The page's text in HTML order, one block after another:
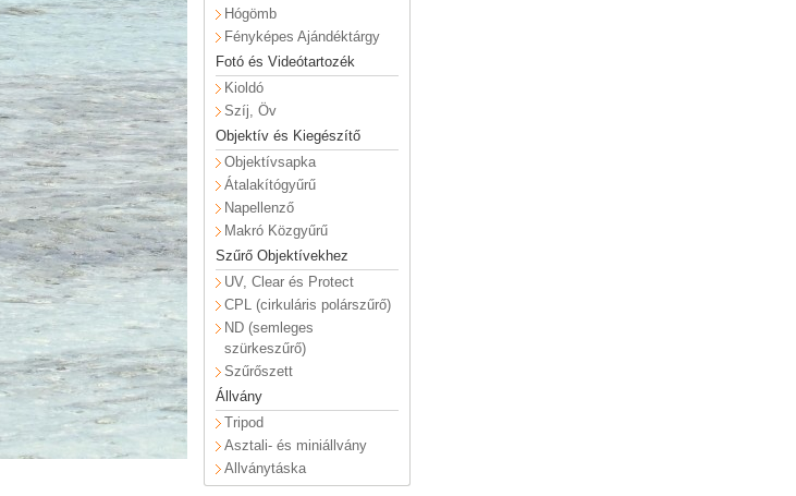
Hógömb
Fényképes Ajándéktárgy
Fotó és Videótartozék
Kioldó
Szíj, Öv
Objektív és Kiegészítő
Objektívsapka
Átalakítógyűrű
Napellenző
Makró Közgyűrű
Szűrő Objektívekhez
UV, Clear és Protect
CPL (cirkuláris polárszűrő)
ND (semleges
szürkeszűrő)
Szűrőszett
Állvány
Tripod
Asztali- és miniállvány
Allványtáska